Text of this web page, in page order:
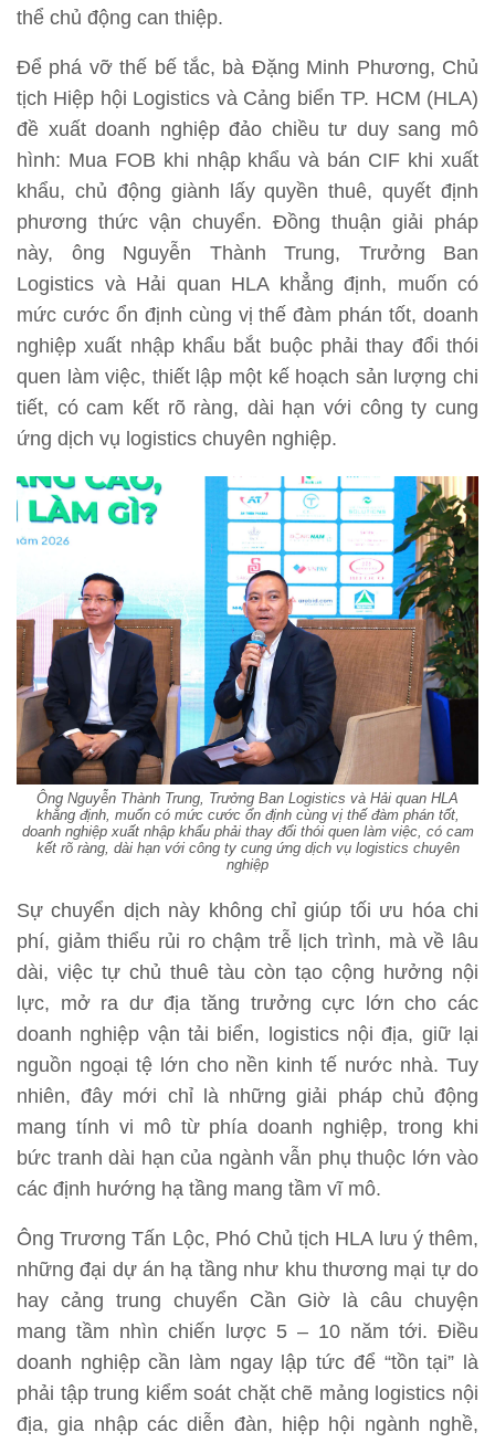
thể chủ động can thiệp.
Để phá vỡ thế bế tắc, bà Đặng Minh Phương, Chủ
tịch Hiệp hội Logistics và Cảng biển TP. HCM (HLA)
đề xuất doanh nghiệp đảo chiều tư duy sang mô
hình: Mua FOB khi nhập khẩu và bán CIF khi xuất
khẩu, chủ động giành lấy quyền thuê, quyết định
phương thức vận chuyển. Đồng thuận giải pháp
này, ông Nguyễn Thành Trung, Trưởng Ban
Logistics và Hải quan HLA khẳng định, muốn có
mức cước ổn định cùng vị thế đàm phán tốt, doanh
nghiệp xuất nhập khẩu bắt buộc phải thay đổi thói
quen làm việc, thiết lập một kế hoạch sản lượng chi
tiết, có cam kết rõ ràng, dài hạn với công ty cung
ứng dịch vụ logistics chuyên nghiệp.
Ông Nguyễn Thành Trung, Trưởng Ban Logistics và Hải quan HLA
khẳng định, muốn có mức cước ổn định cùng vị thế đàm phán tốt,
doanh nghiệp xuất nhập khẩu phải thay đổi thói quen làm việc, có cam
kết rõ ràng, dài hạn với công ty cung ứng dịch vụ logistics chuyên
nghiệp
Sự chuyển dịch này không chỉ giúp tối ưu hóa chi
phí, giảm thiểu rủi ro chậm trễ lịch trình, mà về lâu
dài, việc tự chủ thuê tàu còn tạo cộng hưởng nội
lực, mở ra dư địa tăng trưởng cực lớn cho các
doanh nghiệp vận tải biển, logistics nội địa, giữ lại
nguồn ngoại tệ lớn cho nền kinh tế nước nhà. Tuy
nhiên, đây mới chỉ là những giải pháp chủ động
mang tính vi mô từ phía doanh nghiệp, trong khi
bức tranh dài hạn của ngành vẫn phụ thuộc lớn vào
các định hướng hạ tầng mang tầm vĩ mô.
Ông Trương Tấn Lộc, Phó Chủ tịch HLA lưu ý thêm,
những đại dự án hạ tầng như khu thương mại tự do
hay cảng trung chuyển Cần Giờ là câu chuyện
mang tầm nhìn chiến lược 5 – 10 năm tới. Điều
doanh nghiệp cần làm ngay lập tức để “tồn tại” là
phải tập trung kiểm soát chặt chẽ mảng logistics nội
địa, gia nhập các diễn đàn, hiệp hội ngành nghề,